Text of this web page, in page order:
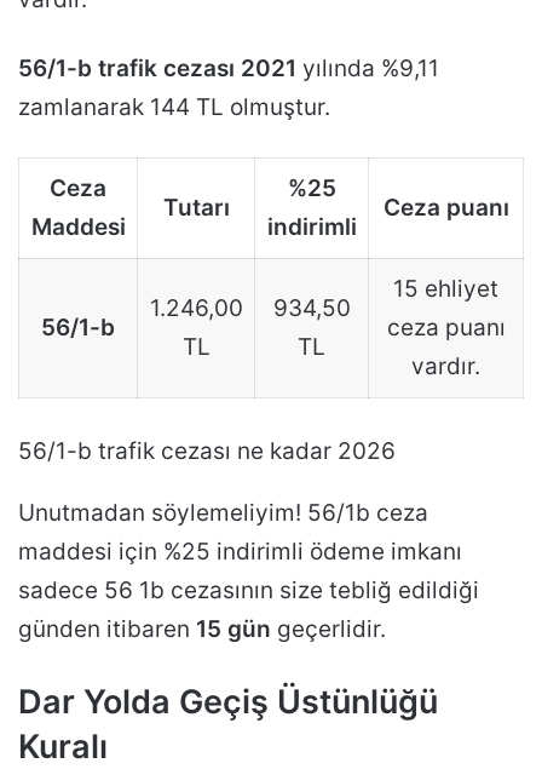
56/1-b trafik cezası 2021 yılında %9,11
zamlanarak 144 TL olmuştur.
Ceza
Maddesi
Tutarı
%25
indirimli
Ceza puanı
56/1-b
1.246,00
TL
934,50
TL
15 ehliyet
ceza puanı
vardır.
56/1-b trafik cezası ne kadar 2026
Unutmadan söylemeliyim! 56/1b ceza
maddesi için %25 indirimli ödeme imkanı
sadece 56 1b cezasının size tebliğ edildiği
günden itibaren 15 gün geçerlidir.
Dar Yolda Geçiş Üstünlüğü
Kuralı